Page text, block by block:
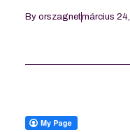
Byorszagnetmárcius